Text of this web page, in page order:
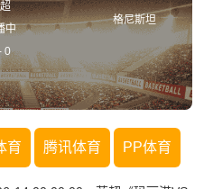
中
0
格尼斯坦
育 腾讯体育 PP体育